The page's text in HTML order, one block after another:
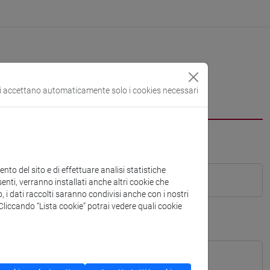
automaticamente solo i cookies necessari
del sito e di effettuare analisi statistiche
verranno installati anche altri cookie che
i dati raccolti saranno condivisi anche con i nostri
“Lista cookie” potrai vedere quali cookie